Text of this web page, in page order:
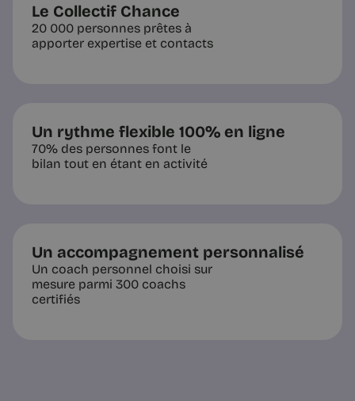
Le Collectif Chance
20 000 personnes prêtes à
apporter expertise et contacts
Un rythme flexible 100% en ligne
70% des personnes font le
bilan tout en étant en activité
Un accompagnement personnalisé
Un coach personnel choisi sur
mesure parmi 300 coachs
certifiés